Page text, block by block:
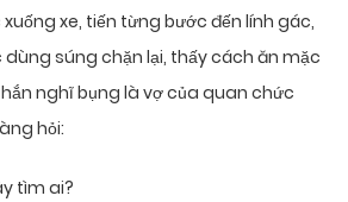
xe, tiến từng bước đến lính gác,
súng chặn lại, thấy cách ăn mặc
nghĩ bụng là vợ của quan chức
hỏi:
tìm ai?